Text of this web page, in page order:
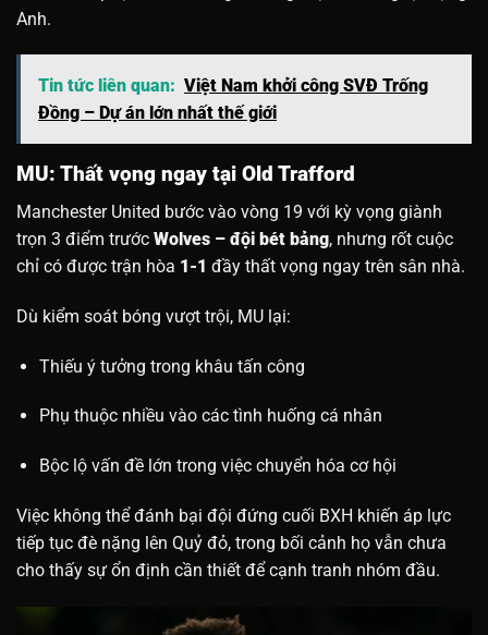
Anh.
Tin tức liên quan: Việt Nam khởi công SVĐ Trống
Đồng – Dự án lớn nhất thế giới
MU: Thất vọng ngay tại Old Trafford
Manchester United bước vào vòng 19 với kỳ vọng giành
trọn 3 điểm trước Wolves – đội bét bảng, nhưng rốt cuộc
chỉ có được trận hòa 1-1 đầy thất vọng ngay trên sân nhà.
Dù kiểm soát bóng vượt trội, MU lại:
Thiếu ý tưởng trong khâu tấn công
Phụ thuộc nhiều vào các tình huống cá nhân
Bộc lộ vấn đề lớn trong việc chuyển hóa cơ hội
Việc không thể đánh bại đội đứng cuối BXH khiến áp lực
tiếp tục đè nặng lên Quỷ đỏ, trong bối cảnh họ vẫn chưa
cho thấy sự ổn định cần thiết để cạnh tranh nhóm đầu.